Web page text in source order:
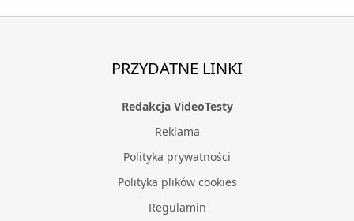
PRZYDATNE LINKI
Redakcja VideoTesty
Reklama
Polityka prywatności
Polityka plików cookies
Regulamin